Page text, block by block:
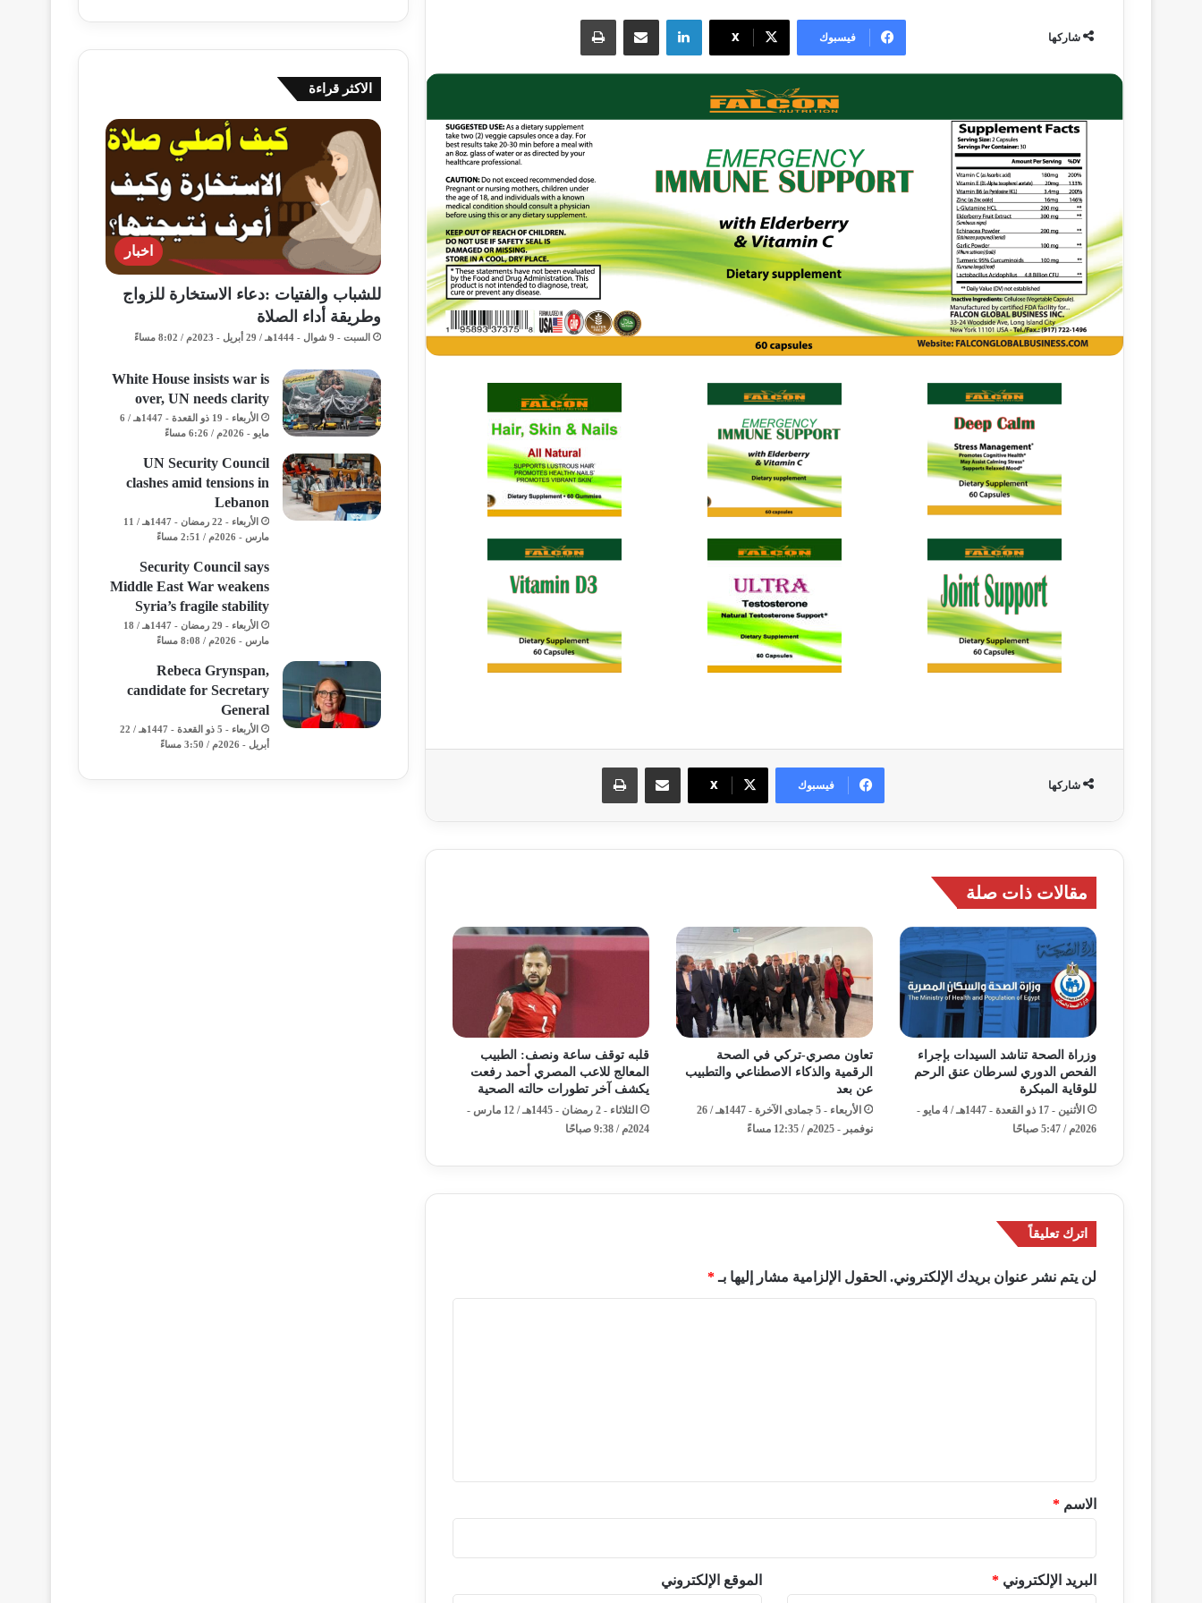
ب
ي
د
ا
إ
ل
ت
ر
و
ن
ي
ا
شاركها فيسبوك X
لينكدإن مشاركة عبر البريد
شاركها فيسبوك X
مشاركة عبر البريد
مقالات ذات صلة
وزراة الصحة تناشد السيدات بإجراء
الفحص الدوري لسرطان عنق الرحم
للوقاية المبكرة
الأثنين - 17 ذو القعدة - 1447هـ / 4 مايو -
2026م / 5:47 صباحًا
تعاون مصري-تركي في الصحة
الرقمية والذكاء الاصطناعي والتطبيب
عن بعد
الأربعاء - 5 جمادى الآخرة - 1447هـ / 26
نوفمبر - 2025م / 12:35 مساءً
قلبه توقف ساعة ونصف: الطبيب
المعالج للاعب المصري أحمد رفعت
يكشف آخر تطورات حالته الصحية
الثلاثاء - 2 رمضان - 1445هـ / 12 مارس -
2024م / 9:38 صباحًا
اترك تعليقاً
لن يتم نشر عنوان بريدك الإلكتروني. الحقول الإلزامية مشار إليها بـ*
*الاسم *
البريد الإلكتروني * الموقع الإلكتروني
الاكثر قراءة
اخبار
للشباب والفتيات :دعاء الاستخارة للزواج
وطريقة أداء الصلاة
السبت - 9 شوال - 1444هـ / 29 أبريل - 2023م / 8:02 مساءً
White House insists war is
over, UN needs clarity
الأربعاء - 19 ذو القعدة - 1447هـ / 6
مايو - 2026م / 6:26 مساءً
UN Security Council
clashes amid tensions in
Lebanon
الأربعاء - 22 رمضان - 1447هـ / 11
مارس - 2026م / 2:51 مساءً
Security Council says
Middle East War weakens
Syria’s fragile stability
الأربعاء - 29 رمضان - 1447هـ / 18
مارس - 2026م / 8:08 مساءً
Rebeca Grynspan,
candidate for Secretary
General
الأربعاء - 5 ذو القعدة - 1447هـ / 22
أبريل - 2026م / 3:50 مساءً